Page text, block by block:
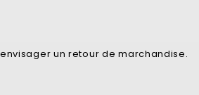
un retour de marchandise.